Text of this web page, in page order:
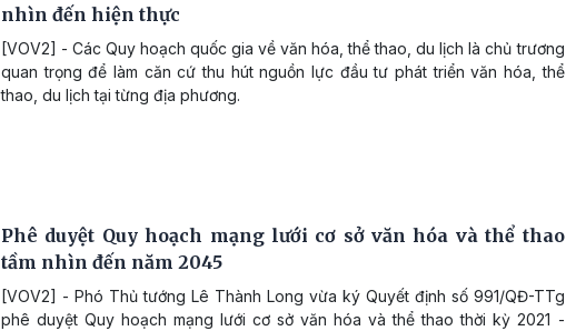
nhìn đến hiện thực
[VOV2] - Các Quy hoạch quốc gia về văn hóa, thể thao, du lịch là chủ trương
quan trọng để làm căn cứ thu hút nguồn lực đầu tư phát triển văn hóa, thể
thao, du lịch tại từng địa phương.
Phê duyệt Quy hoạch mạng lưới cơ sở văn hóa và thể thao
tầm nhìn đến năm 2045
[VOV2] - Phó Thủ tướng Lê Thành Long vừa ký Quyết định số 991/QĐ-TTg
phê duyệt Quy hoạch mạng lưới cơ sở văn hóa và thể thao thời kỳ 2021 -